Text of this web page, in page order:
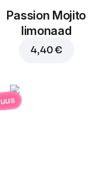
Passion Mojito
limonaad
4,40 €
uus